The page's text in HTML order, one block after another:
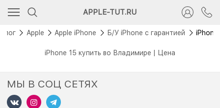
APPLE-TUT.RU
Apple Apple iPhone Б/У iPhone с гарантией iPhone
iPhone 15 купить во Владимире | Цена
МЫ В СОЦ СЕТЯХ